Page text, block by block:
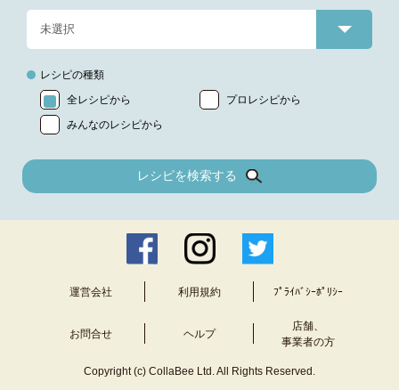
レシピの種類
全レシピから
プロレシピから
みんなのレシピから
レシピを検索する
運営会社 利用規約 ﾌﾟﾗｲﾊﾞｼｰﾎﾟﾘｼｰ
お問合せ ヘルプ
店舗、
事業者の方
Copyright (c) CollaBee Ltd. All Rights Reserved.